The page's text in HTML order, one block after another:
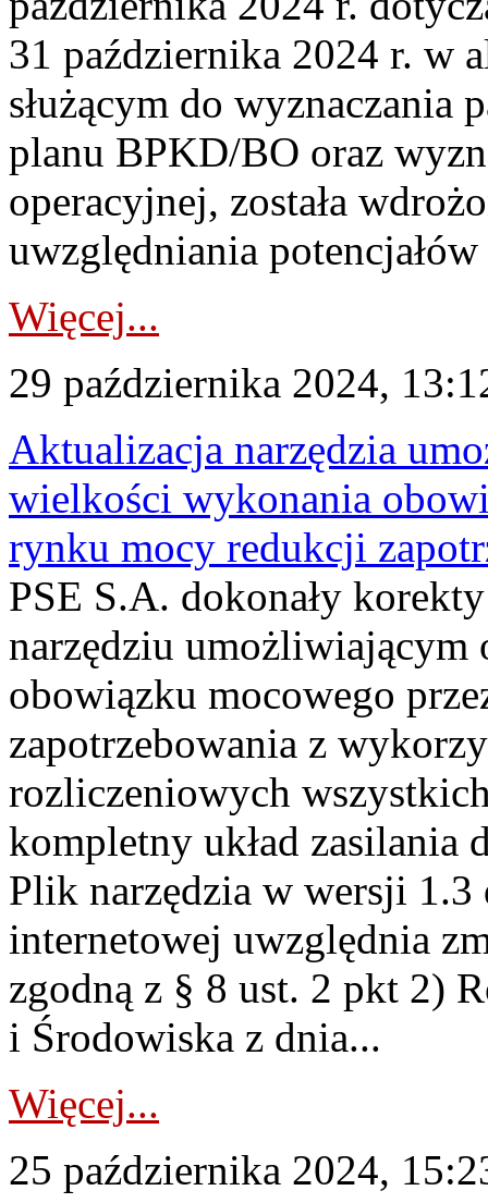
31 października 2024 r. w
służącym do wyznaczania
planu BPKD/BO oraz
operacyjnej, została
uwzględniania
Więcej...
29 października 2024,
Aktualizacja narzędzia
wielkości wykonania
rynku mocy redukcji
PSE S.A. dokonały
narzędziu
obowiązku mocowego
zapotrzebowania z
rozliczeniowych
kompletny układ
Plik narzędzia w wersji 1.3
internetowej uwzględnia
zgodną z § 8 ust. 2 pkt 2)
i Środowiska z dnia...
Więcej...
25 października 2024,